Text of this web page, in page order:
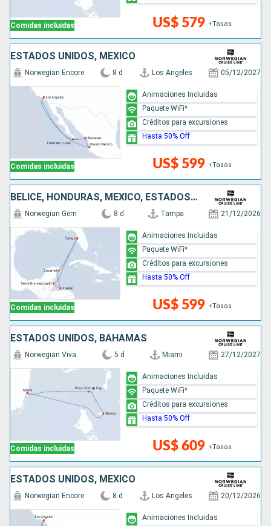
Comidas incluidas US$ 579 +Tasas
ESTADOS UNIDOS, MÉXICO
Comidas incluidas
Norwegian Encore 8 d Los Angeles 05/12/2027
US$ 599 +Tasas
Animaciones Incluidas
Paquete WiFi*
Créditos para excursiones
Hasta 50% Off
BELICE, HONDURAS, MÉXICO, ESTADOS UNIDOS
Comidas incluidas
Norwegian Gem 8 d Tampa 21/12/2026
US$ 599 +Tasas
Animaciones Incluidas
Paquete WiFi*
Créditos para excursiones
Hasta 50% Off
ESTADOS UNIDOS, BAHAMAS
Comidas incluidas
Norwegian Viva 5 d Miami 27/12/2027
US$ 609 +Tasas
Animaciones Incluidas
Paquete WiFi*
Créditos para excursiones
Hasta 50% Off
ESTADOS UNIDOS, MÉXICO
Norwegian Encore 8 d Los Angeles 20/12/2026
Animaciones Incluidas